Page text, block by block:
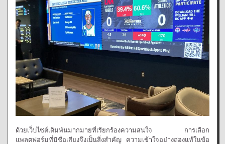
ด้วยเว็บไซต์เดิมพันมากมายที่เรียกร้องความสนใจ การเลือก
แพลตฟอร์มที่มีชื่อเสียงจึงเป็นสิ่งสำคัญ ความเข้าใจอย่างถ่องแท้ในข้อ